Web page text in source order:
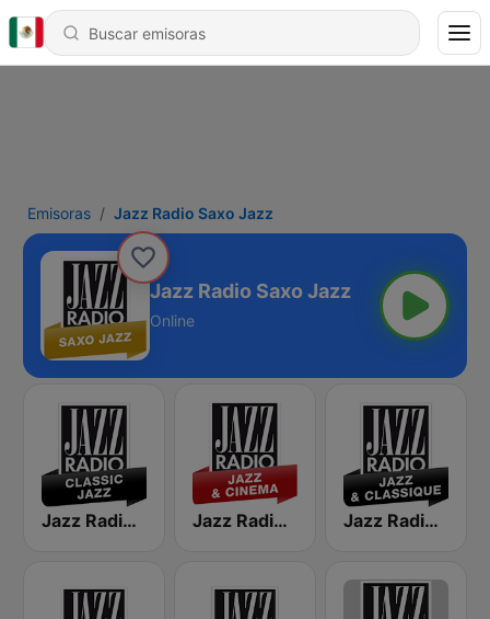
Emisoras Jazz Radio Saxo Jazz
Jazz Radio Saxo Jazz
Online
Jazz Radio Classic Jazz Jazz Radio Jazz & Cinema Jazz Radio Jazz & Classique